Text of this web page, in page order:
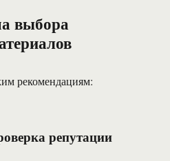
выбора
рекомендациям:
репутации